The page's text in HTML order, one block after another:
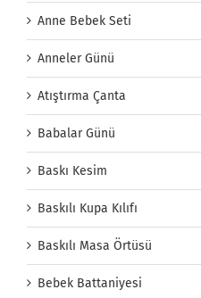
Anne Bebek Seti
Anneler Günü
Atıştırma Çanta
Babalar Günü
Baskı Kesim
Baskılı Kupa Kılıfı
Baskılı Masa Örtüsü
Bebek Battaniyesi